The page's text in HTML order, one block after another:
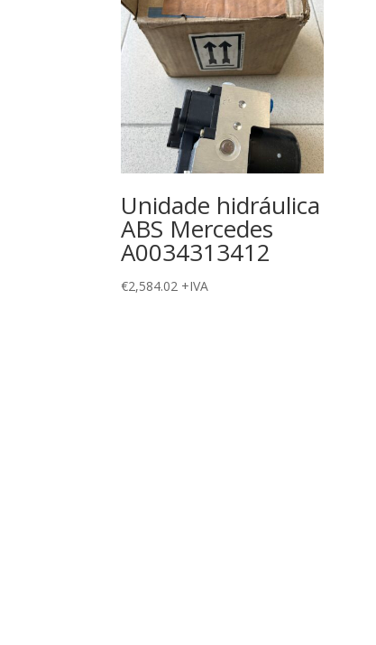
Unidade hidráulica
ABS Mercedes
A0034313412
€2,584.02 +IVA